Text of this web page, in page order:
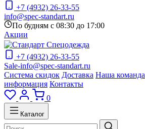
+7 (4932) 26-33-55
info@spec-standart.ru
По будням с 08:30 до 17:00
Акции
+7 (4932) 26-33-55
Sale-info@spec-standart.ru
Система скидок Доставка Наша команда
информация Контакты
0
Каталог